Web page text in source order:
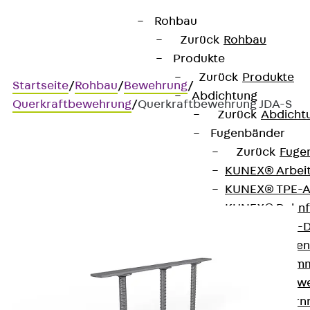
Rohbau
Zurück Rohbau
Produkte
Zurück Produkte
Abdichtung
Zurück
Fugenbänder
Zurück
KUNEX®
KUNEX®
KUNEX®
KUNEX®
KUNEX®
KUNEX®
KUNEX®
KUNEX®
Startseite/Rohbau/Bewehrung/
Querkraftbewehrung/Querkraftbewehrung JDA-S
Querkraftbewehrung JDA-S